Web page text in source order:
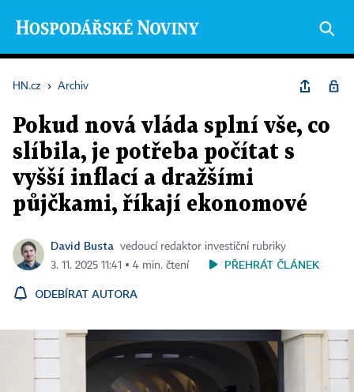
HN.cz › Archiv
Pokud nová vláda splní vše, co
slíbila, je potřeba počítat s
vyšší inflací a dražšími
půjčkami, říkají ekonomové
David Busta
vedoucí redaktor investiční rubriky
3. 11. 2025 11:41 ▪ 4 min. čtení
PŘEHRÁT ČLÁNEK
ODEBÍRAT AUTORA